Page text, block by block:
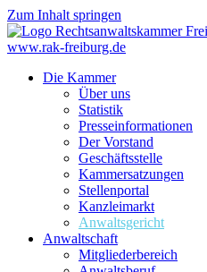
Zum Inhalt springen
Die Kammer
Über uns
Statistik
Presseinformationen
Der Vorstand
Geschäftsstelle
Kammersatzungen
Stellenportal
Kanzleimarkt
Anwaltsgericht
Anwaltschaft
Mitgliederbereich